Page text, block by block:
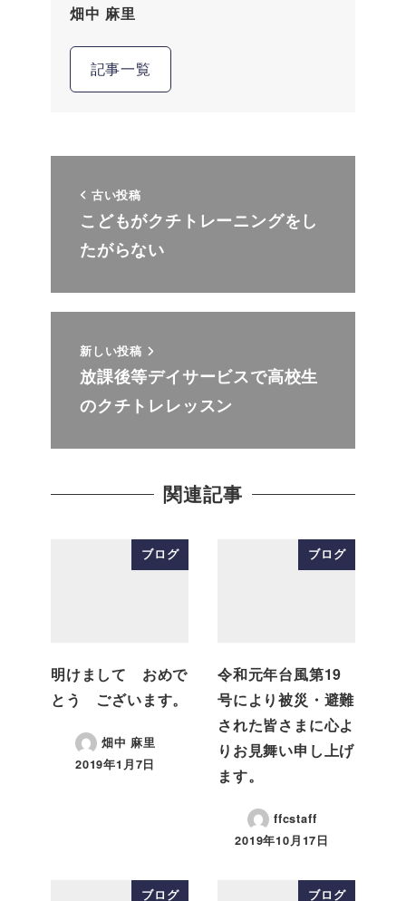
畑中 麻里
記事一覧
古い投稿
こどもがクチトレーニングをし
たがらない
新しい投稿
放課後等デイサービスで高校生
のクチトレレッスン
関連記事
ブログ
明けまして おめで
とう ございます。
畑中 麻里
2019年1月7日
ブログ
令和元年台風第19
号により被災・避難
された皆さまに心よ
りお見舞い申し上げ
ます。
ffcstaff
2019年10月17日
ブログ ブログ